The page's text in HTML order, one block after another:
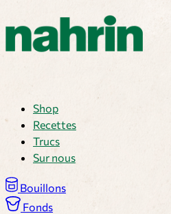
Shop
Recettes
Trucs
Sur nous
Bouillons
Fonds